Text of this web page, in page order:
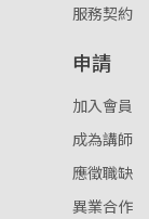
服務契約
申請
加入會員
成為講師
應徵職缺
異業合作